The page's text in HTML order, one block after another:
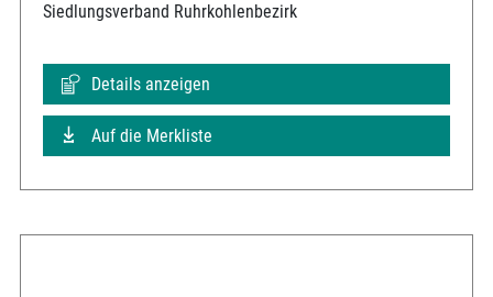
Siedlungsverband Ruhrkohlenbezirk
Details anzeigen
Auf die Merkliste